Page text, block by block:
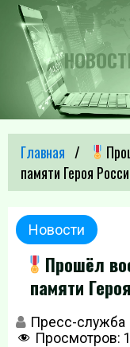
Главная
памяти Героя
Новости
Прошёл
памяти
Пресс-служба
Просмотров: